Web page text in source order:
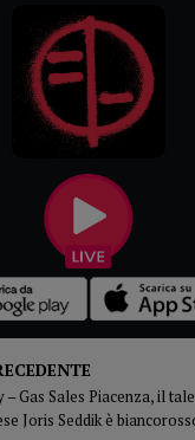
– Gas Sales Piacenza, il
Joris Seddik è